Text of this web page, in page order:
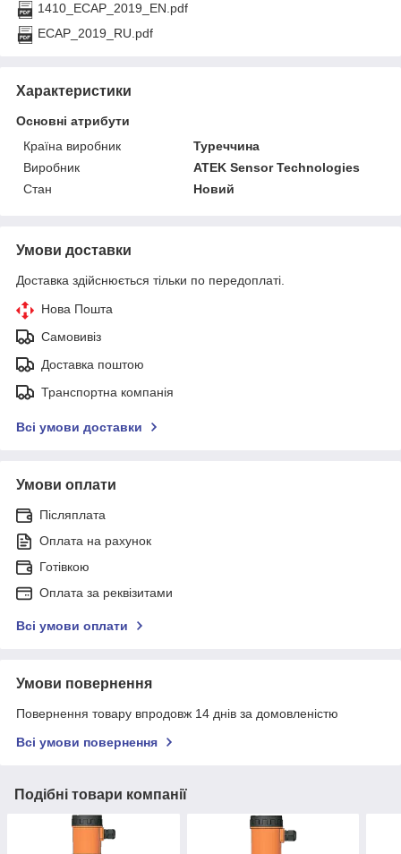
1410_ECAP_2019_EN.pdf
ECAP_2019_RU.pdf
Характеристики
Основні атрибути
Країна виробник
Туреччина
Виробник
ATEK Sensor Technologies
Стан
Новий
Умови доставки
Доставка здійснюється тільки по передоплаті.
Нова Пошта
Самовивіз
Доставка поштою
Транспортна компанія
Всі умови доставки
Умови оплати
Післяплата
Оплата на рахунок
Готівкою
Оплата за реквізитами
Всі умови оплати
Умови повернення
Повернення товару впродовж 14 днів за домовленістю
Всі умови повернення
Подібні товари компанії